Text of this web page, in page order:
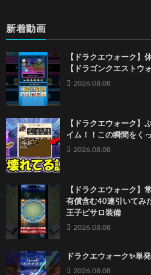
新着動画
【ドラクエウォーク
【ドラゴンクエストウ
2026.08.08
【ドラクエウォーク】
イム！！この瞬間をく
2026.08.08
【ドラクエウォーク】
有償含む40連引いてみ
王子ピサロ装備
2026.08.08
ドラクエウォーク✨単
2026.08.08